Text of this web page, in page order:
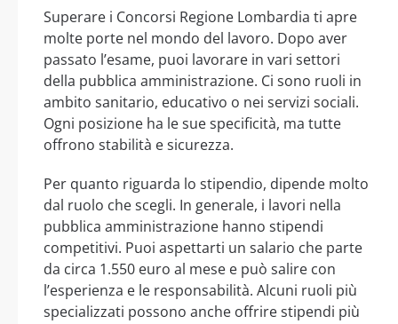
Superare i Concorsi Regione Lombardia ti apre
molte porte nel mondo del lavoro. Dopo aver
passato l’esame, puoi lavorare in vari settori
della pubblica amministrazione. Ci sono ruoli in
ambito sanitario, educativo o nei servizi sociali.
Ogni posizione ha le sue specificità, ma tutte
offrono stabilità e sicurezza.
Per quanto riguarda lo stipendio, dipende molto
dal ruolo che scegli. In generale, i lavori nella
pubblica amministrazione hanno stipendi
competitivi. Puoi aspettarti un salario che parte
da circa 1.550 euro al mese e può salire con
l’esperienza e le responsabilità. Alcuni ruoli più
specializzati possono anche offrire stipendi più